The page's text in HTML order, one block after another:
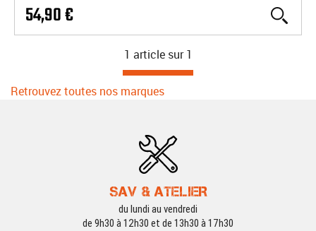
54,90 €
1 article sur 1
Retrouvez toutes nos marques
SAV & ATELIER
du lundi au vendredi
de 9h30 à 12h30 et de 13h30 à 17h30